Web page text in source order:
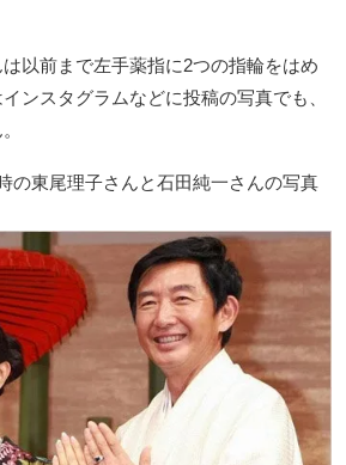
以前まで左手薬指に2つの指輪をはめ
ンスタグラムなどに投稿の写真でも、
の東尾理子さんと石田純一さんの写真